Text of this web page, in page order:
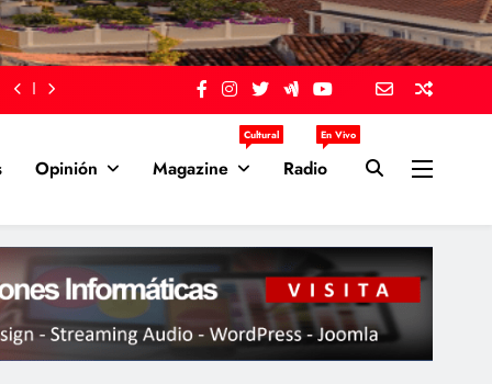
Opinión Magazine
Cultural
Radio
En Vivo